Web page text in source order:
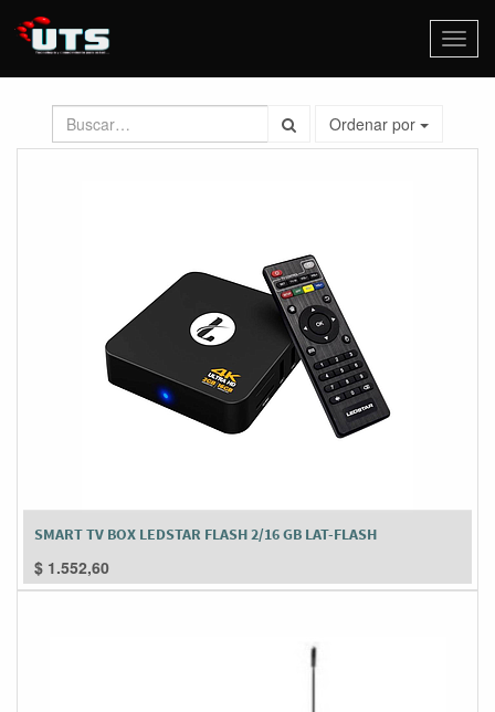
Ordenar por
SMART TV BOX LEDSTAR FLASH 2/16 GB LAT-FLASH
$ 1.552,60